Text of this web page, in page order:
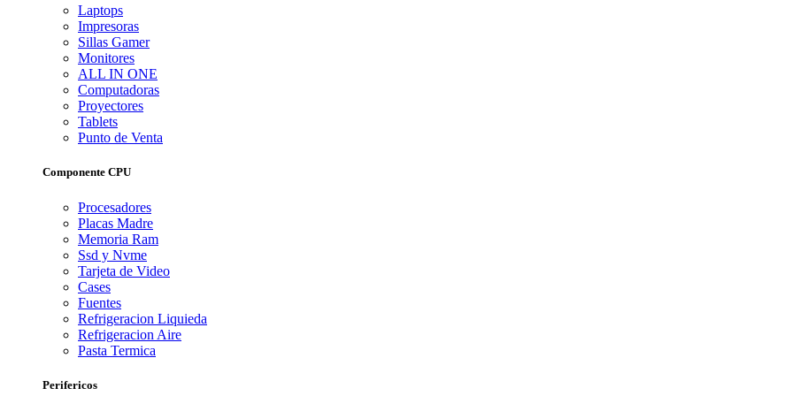
Laptops
Impresoras
Sillas Gamer
Monitores
ALL IN ONE
Computadoras
Proyectores
Tablets
Punto de Venta
Componente CPU
Procesadores
Placas Madre
Memoria Ram
Ssd y Nvme
Tarjeta de Video
Cases
Fuentes
Refrigeracion Liquieda
Refrigeracion Aire
Pasta Termica
Perifericos